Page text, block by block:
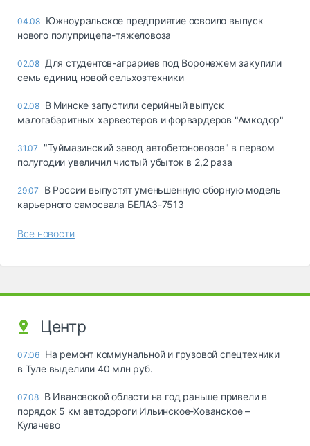
04.08 Южноуральское предприятие освоило выпуск
нового полуприцепа-тяжеловоза
02.08 Для студентов-аграриев под Воронежем закупили
семь единиц новой сельхозтехники
02.08 В Минске запустили серийный выпуск
малогабаритных харвестеров и форвардеров "Амкодор"
31.07
"Туймазинский завод автобетоновозов" в первом
полугодии увеличил чистый убыток в 2,2 раза
29.07
В России выпустят уменьшенную сборную модель
карьерного самосвала БЕЛАЗ-7513
Все новости
Центр
07:06 На ремонт коммунальной и грузовой спецтехники
в Туле выделили 40 млн руб.
07.08 В Ивановской области на год раньше привели в
порядок 5 км автодороги Ильинское-Хованское –
Кулачево